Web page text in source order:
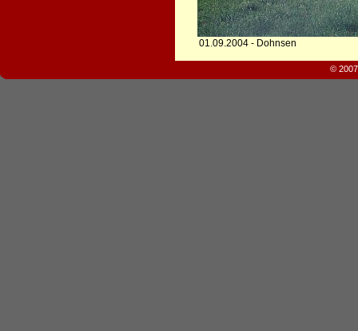
01.09.2004 - Dohnsen
©